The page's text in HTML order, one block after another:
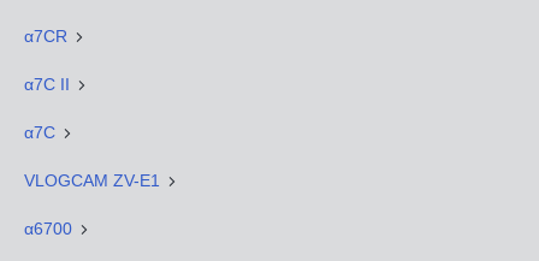
α7CR
α7C II
α7C
VLOGCAM ZV-E1
α6700